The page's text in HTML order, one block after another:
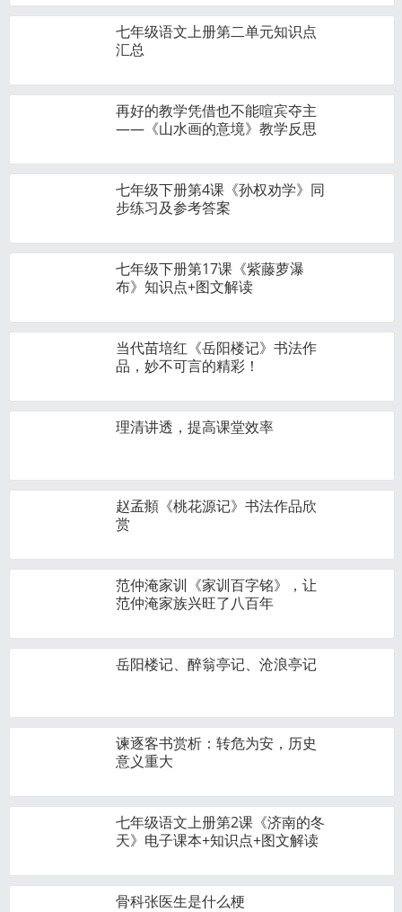
七年级语文上册第二单元知识点
汇总
再好的教学凭借也不能喧宾夺主
——《山水画的意境》教学反思
七年级下册第4课《孙权劝学》同
步练习及参考答案
七年级下册第17课《紫藤萝瀑
布》知识点+图文解读
当代苗培红《岳阳楼记》书法作
品，妙不可言的精彩！
理清讲透，提高课堂效率
赵孟頫《桃花源记》书法作品欣
赏
范仲淹家训《家训百字铭》，让
范仲淹家族兴旺了八百年
岳阳楼记、醉翁亭记、沧浪亭记
谏逐客书赏析：转危为安，历史
意义重大
七年级语文上册第2课《济南的冬
天》电子课本+知识点+图文解读
骨科张医生是什么梗